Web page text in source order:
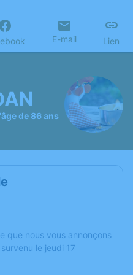
E-mail Lien
de 86 ans
que nous vous annonçons
le jeudi 17